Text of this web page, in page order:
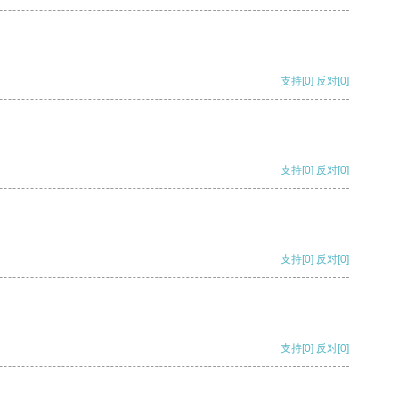
支持[0] 反对[0]
支持[0] 反对[0]
支持[0] 反对[0]
支持[0] 反对[0]